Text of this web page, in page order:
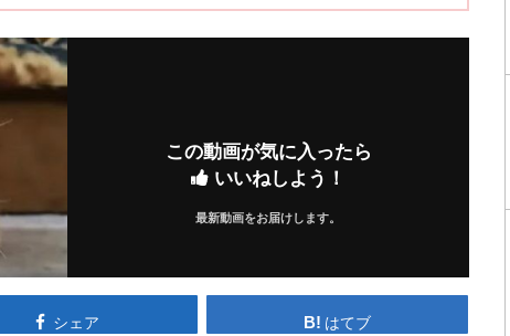
この動画が気に入ったら
いいねしよう！
最新動画をお届けします。
シェア はてブ